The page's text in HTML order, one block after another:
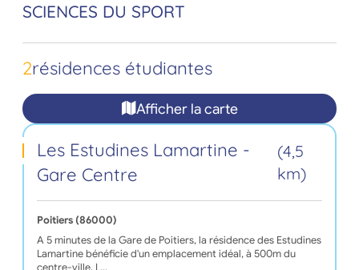
SCIENCES DU SPORT
2résidences étudiantes
Afficher la carte
Les Estudines Lamartine -
Gare Centre
(4,5
km)
Poitiers (86000)
A 5 minutes de la Gare de Poitiers, la résidence des Estudines
Lamartine bénéficie d'un emplacement idéal, à 500m du
centre-ville. L…